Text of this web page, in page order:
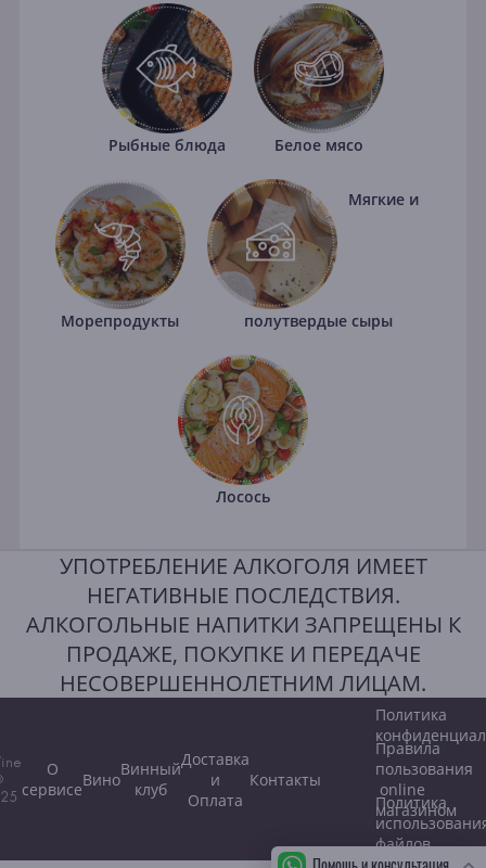
Рыбные блюда Белое мясо
Морепродукты
Мягкие и
полутвердые сыры
Лосось
УПОТРЕБЛЕНИЕ АЛКОГОЛЯ ИМЕЕТ
НЕГАТИВНЫЕ ПОСЛЕДСТВИЯ.
АЛКОГОЛЬНЫЕ НАПИТКИ ЗАПРЕЩЕНЫ К
ПРОДАЖЕ, ПОКУПКЕ И ПЕРЕДАЧЕ
НЕСОВЕРШЕННОЛЕТНИМ ЛИЦАМ.
О
сервисеВиноВинный
клуб
Доставка
и
Оплата
Контакты
Политика
Правила
пользования
online
магазином
Политика
файлов